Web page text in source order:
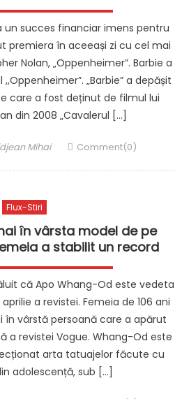
un succes financiar imens pentru
premiera în aceeași zi cu cel mai
Nolan, „Oppenheimer”. Barbie a
„Barbie” a depășit
care a fost deținut de filmul lui
din 2008 „Cavalerul […]
Mihai Comment(0)
Flux-Stiri
în vârsta model de pe
a stabilit un record
că Apo Whang-Od este vedeta
a revistei. Femeia de 106 ani
în vârstă persoană care a apărut
a revistei Vogue. Whang-Od este
arta tatuajelor făcute cu
adolescență, sub […]